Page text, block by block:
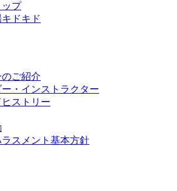
ップ
ドキド
のご紹介
ー・インストラクター
ヒストリー
ラスメント基本方針